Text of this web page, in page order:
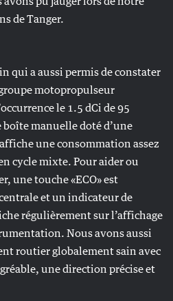
de Tanger.
qui a aussi permis de constater
motopropulseur
le 1.5 dCi de 95
boîte manuelle doté d’une
une consommation assez
cycle mixte. Pour aider ou
une touche «ECO» est
et un indicateur de
régulièrement sur l’affichage
Nous avons aussi
routier globalement sain avec
une direction précise et